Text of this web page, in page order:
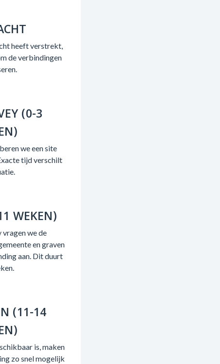
heeft verstrekt,
de verbindingen
(0-3
we een site
tijd verschilt
WEKEN)
vragen we de
en graven
aan. Dit duurt
(11-14
is, maken
zo snel mogelijk